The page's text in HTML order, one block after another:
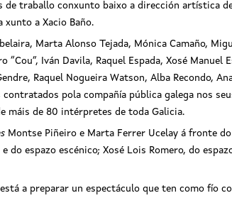
de traballo conxunto baixo a dirección artística
xunto a Xacio Baño.
Marta Alonso Tejada, Mónica Camaño,
“Cou”, Iván Davila, Raquel Espada, Xosé
Raquel Nogueira Watson, Alba Recondo,
pola compañía pública galega nos
máis de 80 intérpretes de toda Galicia.
Montse Piñeiro e Marta Ferrer Ucelay á fronte
do espazo escénico; Xosé Lois Romero, do
a preparar un espectáculo que ten como fío